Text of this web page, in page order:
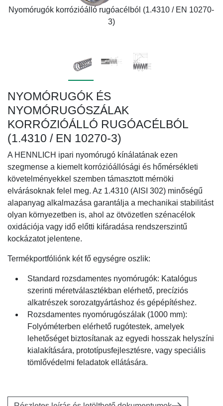
Nyomórugók korrózióálló rugóacélból (1.4310 / EN 10270-
3)
NYOMÓRUGÓK ÉS
NYOMÓRUGÓSZÁLAK
KORRÓZIÓÁLLÓ RUGÓACÉLBÓL
(1.4310 / EN 10270-3)
A HENNLICH ipari nyomórugó kínálatának ezen
szegmense a kiemelt korrózióállósági és hőmérsékleti
követelményekkel szemben támasztott mérnöki
elvárásoknak felel meg. Az 1.4310 (AISI 302) minőségű
alapanyag alkalmazása garantálja a mechanikai stabilitást
olyan környezetben is, ahol az ötvözetlen szénacélok
oxidációja vagy idő előtti kifáradása rendszerszintű
kockázatot jelentene.
Termékportfóliónk két fő egységre oszlik:
Standard rozsdamentes nyomórugók: Katalógus
szerinti méretválasztékban elérhető, precíziós
alkatrészek sorozatgyártáshoz és gépépítéshez.
Rozsdamentes nyomórugószálak (1000 mm):
Folyóméterben elérhető rugótestek, amelyek
lehetőséget biztosítanak az egyedi hosszak helyszíni
kialakítására, prototípusfejlesztésre, vagy speciális
tömlővédelmi feladatok ellátására.